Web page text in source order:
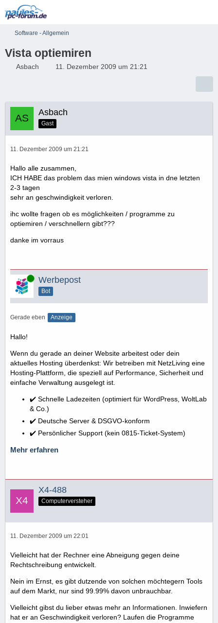
Software - Allgemein
Vista optiemiren
Asbach 11. Dezember 2009 um 21:21
Asbach
Gast
11. Dezember 2009 um 21:21
Hallo alle zusammen,
ICH HABE das problem das mien windows vista in dne letzten
2-3 tagen
sehr an geschwindigkeit verloren.
ihc wollte fragen ob es möglichkeiten / programme zu
optiemiren / verschnellern gibt???
danke im vorraus
Online Werbepost
Bot
Gerade eben Anzeige
Hallo!
Wenn du gerade an deiner Website arbeitest oder dein
aktuelles Hosting überdenkst: Wir betreiben mit NetzLiving eine
Hosting-Plattform, die speziell auf Performance, Sicherheit und
einfache Verwaltung ausgelegt ist.
✔️ Schnelle Ladezeiten (optimiert für WordPress, WoltLab
& Co.)
✔️ Deutsche Server & DSGVO-konform
✔️ Persönlicher Support (kein 0815-Ticket-System)
Mehr erfahren
X4-488
Computerversteher
11. Dezember 2009 um 22:01
Vielleicht hat der Rechner eine Abneigung gegen deine
Rechtschreibung entwickelt.
Nein im Ernst, es gibt dutzende von solchen möchtegern Tools
auf dem Markt, nur sind 99.99% davon unbrauchbar.
Vielleicht gibst du lieber etwas mehr an Informationen. Inwiefern
hat er an Geschwindigkeit verloren? Laufen die Programme